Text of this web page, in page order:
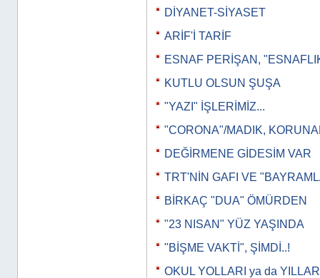
DİYANET-SİYASET
ARİF'İ TARİF
ESNAF PERİŞAN,
KUTLU OLSUN ŞUŞA
"YAZI" İŞLERİMİZ...
"CORONA"/MADIK,
DEĞİRMENE GİDESİM VAR
TRT'NİN GAFI VE
BİRKAÇ "DUA" ÖMÜRDEN
"23 NISAN" YÜZ YAŞINDA
"BİŞME VAKTİ", ŞİMDİ..!
OKUL YOLLARI ya da